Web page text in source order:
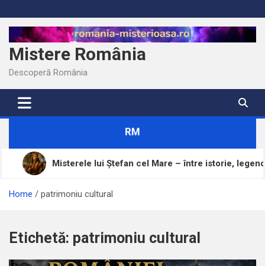
to
content
Mistere România
Descoperă România
RM
Misterele lui Ștefan cel Mare – între istorie, legendă și
Home patrimoniu cultural
Etichetă: patrimoniu cultural